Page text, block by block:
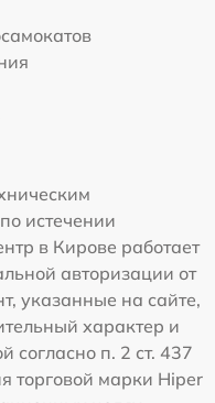
истечении
в Кирове работает
авторизации от
указанные на сайте,
характер и
согласно п. 2 ст. 437
торговой марки Hiper